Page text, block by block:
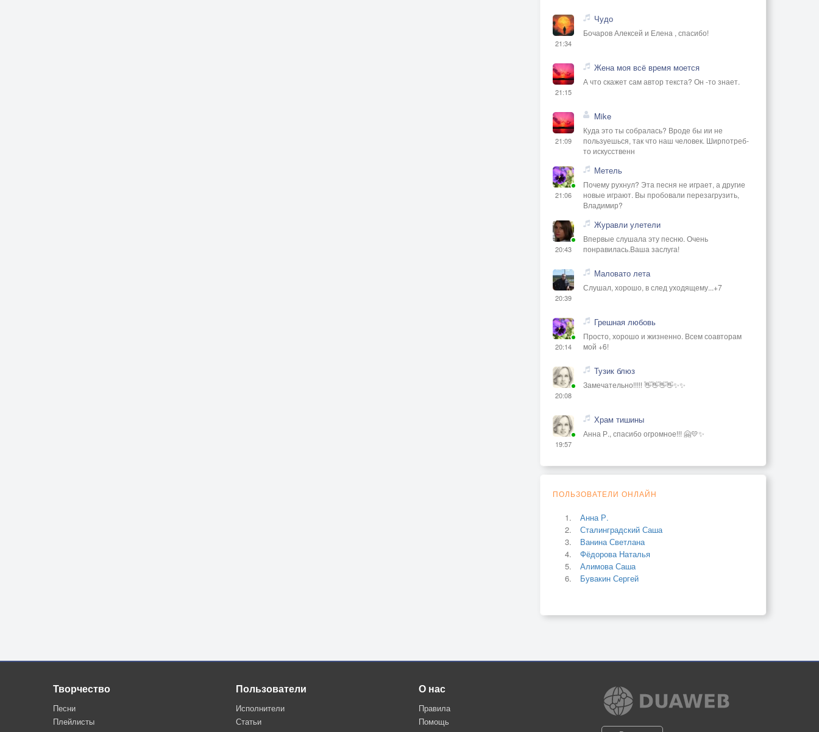
21:34
Чудо
Бочаров Алексей и Елена , спасибо!
21:15
Жена моя всё время моется
А что скажет сам автор текста? Он -то знает.
21:09
Mike
Куда это ты собралась? Вроде бы ии не
пользуешься, так что наш человек. Ширпотреб-
то искусственн
21:06
Метель
Почему рухнул? Эта песня не играет, а другие
новые играют. Вы пробовали перезагрузить,
Владимир?
20:43
Журавли улетели
Впервые слушала эту песню. Очень
понравилась.Ваша заслуга!
20:39
Маловато лета
Слушал, хорошо, в след уходящему...+7
20:14
Грешная любовь
Просто, хорошо и жизненно. Всем соавторам
мой +6!
20:08
Тузик блюз
Замечательно!!!!! 👋👋👋👋✨✨
19:57
Храм тишины
Анна Р., спасибо огромное!!! 🤗💛✨
ПОЛЬЗОВАТЕЛИ ОНЛАЙН
Анна Р.
Сталинградский Саша
Ванина Светлана
Фёдорова Наталья
Алимова Саша
Бувакин Сергей
Творчество
Песни
Плейлисты
Пользователи
Исполнители
Статьи
О нас
Правила
Помощь